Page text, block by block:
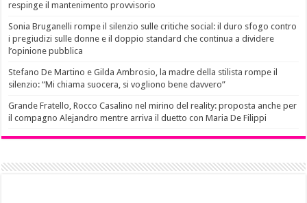
respinge il mantenimento provvisorio
Sonia Bruganelli rompe il silenzio sulle critiche social: il duro sfogo contro
i pregiudizi sulle donne e il doppio standard che continua a dividere
l’opinione pubblica
Stefano De Martino e Gilda Ambrosio, la madre della stilista rompe il
silenzio: “Mi chiama suocera, si vogliono bene davvero”
Grande Fratello, Rocco Casalino nel mirino del reality: proposta anche per
il compagno Alejandro mentre arriva il duetto con Maria De Filippi